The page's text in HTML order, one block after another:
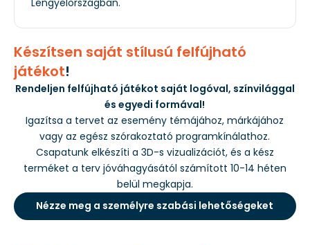
Készítsen saját stílusú felfújható
játékot!
Rendeljen felfújható játékot saját logóval, színvilággal
és egyedi formával!
Igazítsa a tervet az esemény témájához, márkájához
vagy az egész szórakoztató programkínálathoz.
Csapatunk elkészíti a 3D-s vizualizációt, és a kész
terméket a terv jóváhagyásától számított 10-14 héten
belül megkapja.
Nézze meg a személyre szabási lehetőségeket